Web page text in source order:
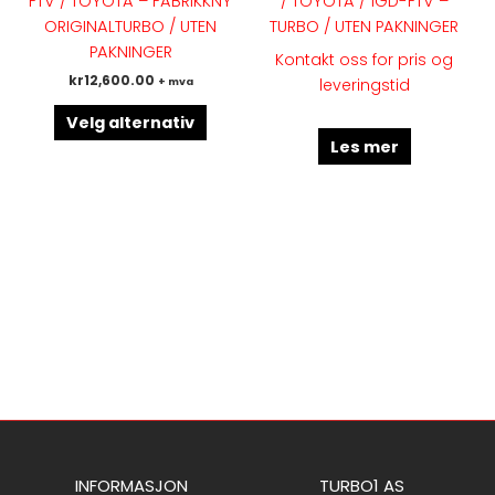
ORIGINALTURBO / UTEN
PAKNINGER
kr12,600.00 + mva
Velg alternativ
Alternativene
kan
TURBO / UTEN PAKNINGER
Kontakt oss for pris og
leveringstid
Les mer
INFORMASJON TURBO1 AS